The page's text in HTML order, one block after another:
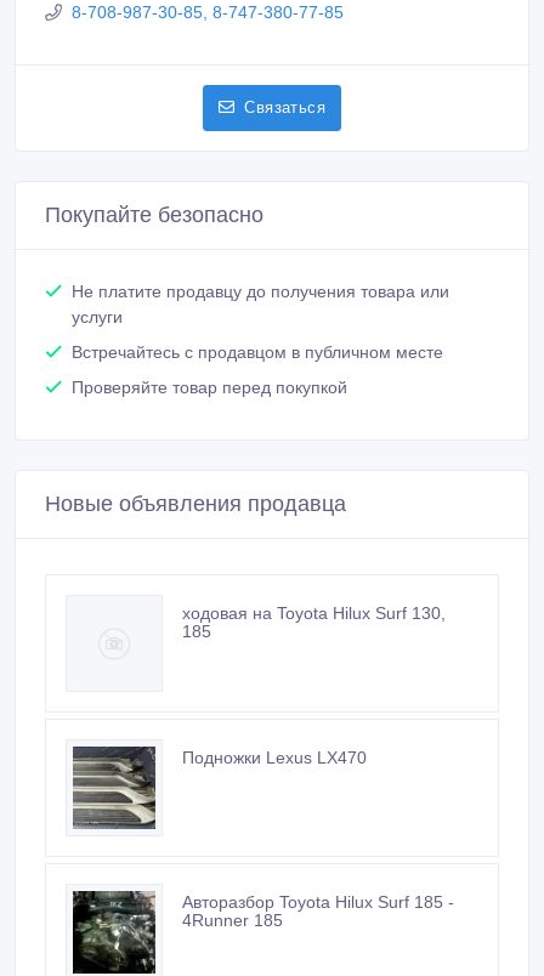
8-708-987-30-85, 8-747-380-77-85
Связаться
Покупайте безопасно
Не платите продавцу до получения товара или
услуги
Встречайтесь с продавцом в публичном месте
Проверяйте товар перед покупкой
Новые объявления продавца
ходовая на Toyota Hilux Surf 130,
185
Подножки Lexus LX470
Авторазбор Toyota Hilux Surf 185 -
4Runner 185